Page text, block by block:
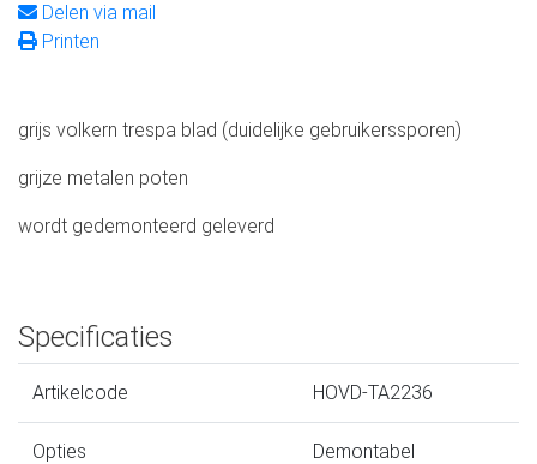
Delen via mail
Printen
grijs volkern trespa blad (duidelijke gebruikerssporen)
grijze metalen poten
wordt gedemonteerd geleverd
Specificaties
Artikelcode HOVD-TA2236
Opties Demontabel